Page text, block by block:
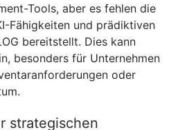
Tools, aber es fehlen die
Fähigkeiten und prädiktiven
bereitstellt. Dies kann
besonders für Unternehmen
oder
strategischen